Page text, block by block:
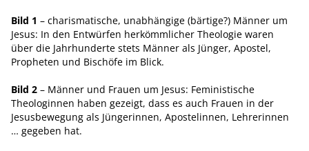
Bild 1 – charismatische, unabhängige (bärtige?) Männer um
Jesus: In den Entwürfen herkömmlicher Theologie waren
über die Jahrhunderte stets Männer als Jünger, Apostel,
Propheten und Bischöfe im Blick.
Bild 2 – Männer und Frauen um Jesus: Feministische
Theologinnen haben gezeigt, dass es auch Frauen in der
Jesusbewegung als Jüngerinnen, Apostelinnen, Lehrerinnen
… gegeben hat.